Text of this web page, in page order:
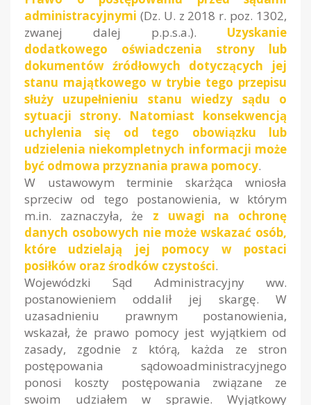
administracyjnymi (Dz. U. z 2018 r. poz. 1302,
zwanej dalej p.p.s.a.). Uzyskanie
dodatkowego oświadczenia strony lub
dokumentów źródłowych dotyczących jej
stanu majątkowego w trybie tego przepisu
służy uzupełnieniu stanu wiedzy sądu o
sytuacji strony. Natomiast konsekwencją
uchylenia się od tego obowiązku lub
udzielenia niekompletnych informacji może
być odmowa przyznania prawa pomocy.
W ustawowym terminie skarżąca wniosła
sprzeciw od tego postanowienia, w którym
m.in. zaznaczyła, że z uwagi na ochronę
danych osobowych nie może wskazać osób,
które udzielają jej pomocy w postaci
posiłków oraz środków czystości.
Wojewódzki Sąd Administracyjny ww.
postanowieniem oddalił jej skargę. W
uzasadnieniu prawnym postanowienia,
wskazał, że prawo pomocy jest wyjątkiem od
zasady, zgodnie z którą, każda ze stron
postępowania sądowoadministracyjnego
ponosi koszty postępowania związane ze
swoim udziałem w sprawie. Wyjątkowy